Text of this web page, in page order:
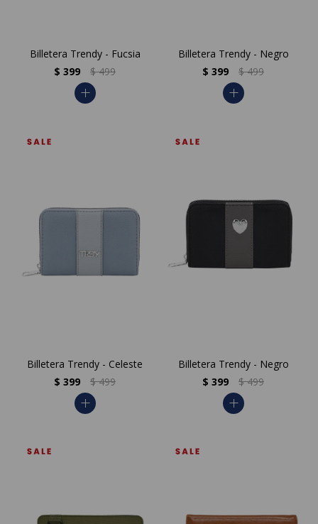
Billetera Trendy - Fucsia
$ 399 $ 499
add
Billetera Trendy - Negro
$ 399 $ 499
add
Billetera Trendy - Celeste
$ 399 $ 499
add
Billetera Trendy - Negro
$ 399 $ 499
add